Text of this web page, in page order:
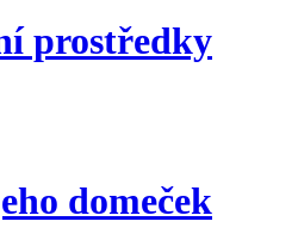
prostředky
domeček